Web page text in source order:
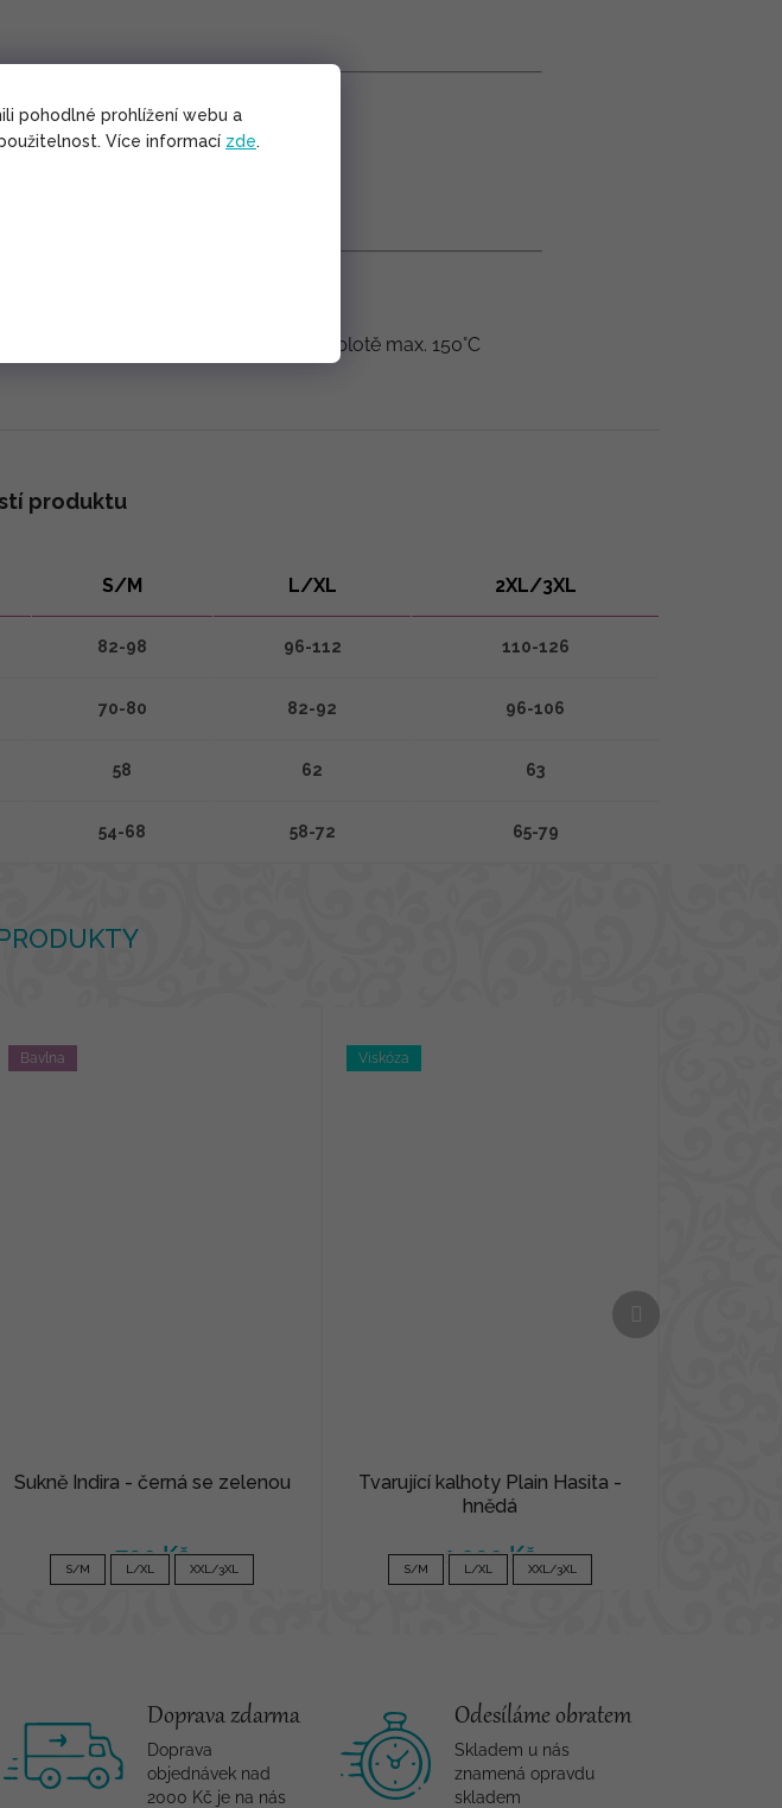
pohodlné prohlížení webu a
Více informací zde.
Bavlna
Sukně Indira - černá se zelenou
790 Kč
S/M L/XL XXL/3XL
Viskóza
Tvarující kalhoty Plain Hasita -
hnědá
1 090 Kč
S/M L/XL XXL/3XL
Další
produkt
nejlépe ve stínu. Žehlení při teplotě max. 150°C
produktu
S/M L/XL 2XL/3XL
82-98 96-112 110-126
70-80 82-92 96-106
58 62 63
54-68 58-72 65-79
Doprava zdarma
Doprava
objednávek nad
2000 Kč je na nás
Odesíláme obratem
Skladem u nás
znamená opravdu
skladem